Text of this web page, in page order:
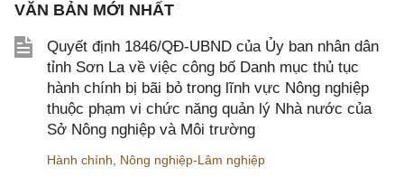
VĂN BẢN MỚI NHẤT
Quyết định 1846/QĐ-UBND của Ủy ban nhân dân
tỉnh Sơn La về việc công bố Danh mục thủ tục
hành chính bị bãi bỏ trong lĩnh vực Nông nghiệp
thuộc phạm vi chức năng quản lý Nhà nước của
Sở Nông nghiệp và Môi trường
Hành chính Nông nghiệp-Lâm nghiệp